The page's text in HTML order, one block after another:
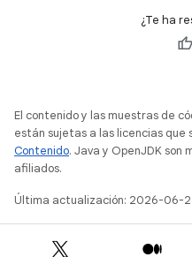
¿Te ha
El contenido y las muestras de
están sujetas a las licencias que
Contenido. Java y OpenJDK son
afiliados.
Última actualización: 2026-06-